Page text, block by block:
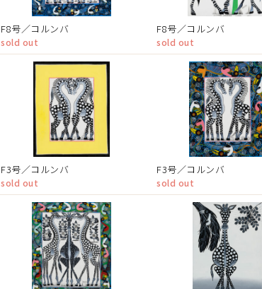
F8号／コルンバ
sold out
F8号／コルンバ
sold out
F3号／コルンバ
sold out
F3号／コルンバ
sold out